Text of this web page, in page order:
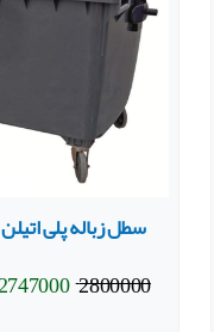
سطل زباله پلی اتیلن 1100 لیتری
2800000
2747000